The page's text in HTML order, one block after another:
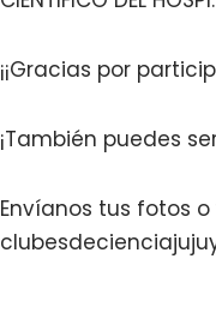
¡¡Gracias por
¡También puedes
Envíanos tus fotos o